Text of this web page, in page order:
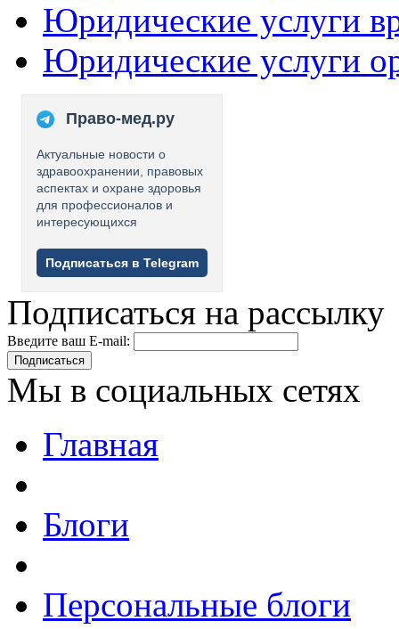
Юридические услуги
Юридические услуги
Право-мед.ру
Актуальные новости о
здравоохранении, правовых
аспектах и охране здоровья
для профессионалов и
интересующихся
Подписаться в Telegram
Подписаться на рассылку
Введите ваш E-mail:
Подписаться
Мы в социальных сетях
Главная
Блоги
Персональные блоги